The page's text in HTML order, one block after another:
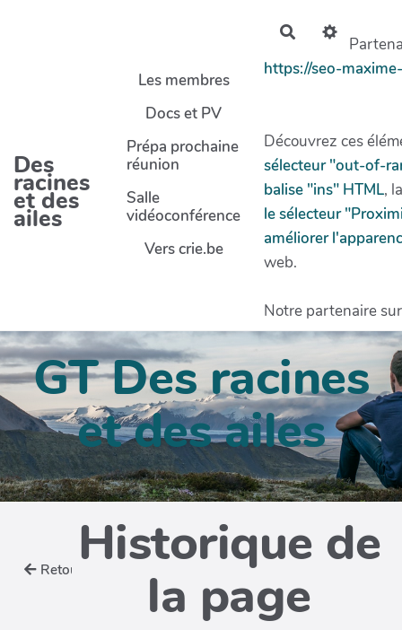
Des
racines
et des
ailes
Les membres
Docs et PV
Prépa prochaine
réunion
Salle
vidéoconférence
Vers crie.be
Rechercher
https://seo-
Découvrez ces
sélecteur "out-of-
balise "ins" HTML, la
le sélecteur
améliorer
web.
Notre partenaire
GT Des racines
et des ailes
Retour Historique de
la page